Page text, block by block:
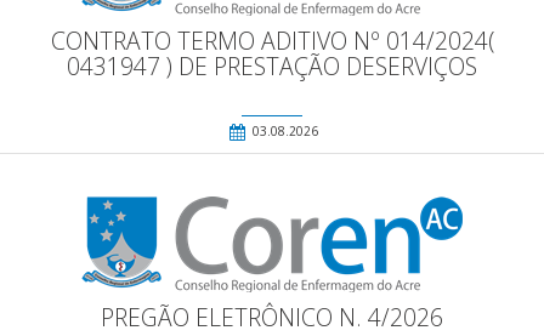
CONTRATO TERMO ADITIVO Nº 014/2024(
0431947 ) DE PRESTAÇÃO DESERVIÇOS
03.08.2026
PREGÃO ELETRÔNICO N. 4/2026